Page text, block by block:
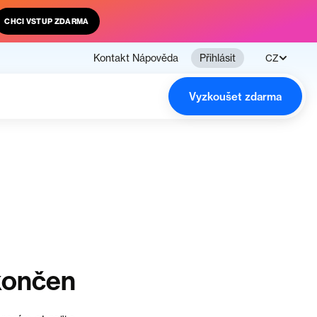
CHCI VSTUP ZDARMA
Kontakt Nápověda Přihlásit CZ
Vyzkoušet zdarma